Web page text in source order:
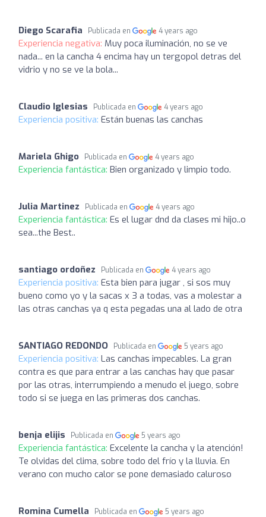
Diego Scarafia Publicada en 4 years ago
Experiencia negativa: Muy poca iluminación, no se ve
nada... en la cancha 4 encima hay un tergopol detras del
vidrio y no se ve la bola...
Claudio Iglesias Publicada en 4 years ago
Experiencia positiva: Están buenas las canchas
Mariela Ghigo Publicada en 4 years ago
Experiencia fantástica: Bien organizado y limpio todo.
Julia Martinez Publicada en 4 years ago
Experiencia fantástica: Es el lugar dnd da clases mi hijo..o
sea...the Best..
santiago ordoñez Publicada en 4 years ago
Experiencia positiva: Esta bien para jugar , si sos muy
bueno como yo y la sacas x 3 a todas, vas a molestar a
las otras canchas ya q esta pegadas una al lado de otra
SANTIAGO REDONDO Publicada en 5 years ago
Experiencia positiva: Las canchas impecables. La gran
contra es que para entrar a las canchas hay que pasar
por las otras, interrumpiendo a menudo el juego, sobre
todo si se juega en las primeras dos canchas.
benja elijis Publicada en 5 years ago
Experiencia fantástica: Excelente la cancha y la atención!
Te olvidas del clima, sobre todo del frío y la lluvia. En
verano con mucho calor se pone demasiado caluroso
Romina Cumella Publicada en 5 years ago